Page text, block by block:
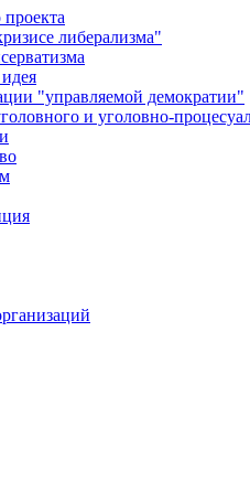
либерализма"
"управляемой демократии"
и уголовно-